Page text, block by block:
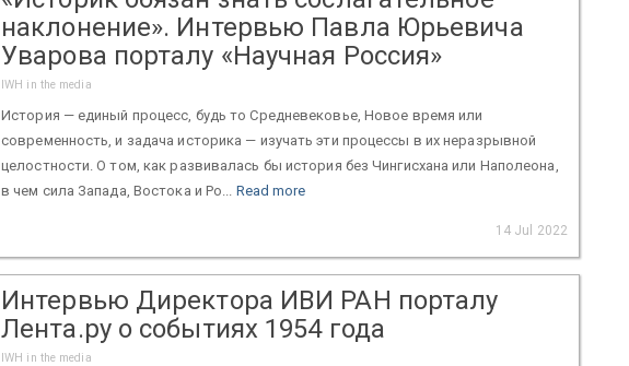
наклонение». Интервью Павла Юрьевича
Уварова порталу «Научная Россия»
IWH in the media
История — единый процесс, будь то Средневековье, Новое время или
современность, и задача историка — изучать эти процессы в их неразрывной
целостности. О том, как развивалась бы история без Чингисхана или Наполеона,
в чем сила Запада, Востока и Ро... Read more
14 Jul 2022
Интервью Директора ИВИ РАН порталу
Лента.ру о событиях 1954 года
IWH in the media